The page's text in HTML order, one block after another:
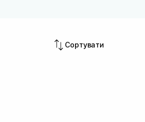
Сортувати